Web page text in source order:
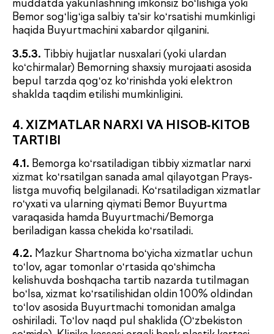
6. TOMONLARNING JAVOBGARLIGI
1. natijalar tasdiqlash yoki qayta tekshiruvdan
o‘tkazishni talab qilganda;
2. fors-major holatlar (elektr energiyasi uzilishi,
uskunaning ishdan chiqishi va boshqalar) yuzaga
kelganda.
Bunday hollarda Klinika albatta Bemorni kechikish
sababi (yoki tahlilni bajarish imkonsizligi) hamda
natijalar berilishining taxminiy yangi muddatlari
6.1.1.Bemorga ko‘rsatiladigan tibbiy xizmatlarning
sifati, hajmi va muddatlari uchun, bundan tashqari
muddatlarga Klinika bog‘liq bo‘lmagan sabablarga
ko‘ra rioya etilmagan holatlar mustasno.
6.1.2.Tibbiy-diagnostik jarayon davomida yuzaga
kelishi mumkin bo‘lgan nojo‘ya holatlar yoki
xabardor qilish uchun.
6.2. Buyurtmachi (Bemor) javobgar:
6.2.1.Mazkur Shartnoma hamda unga
ilova/qo‘shimchalarga muvofiq ko‘rsatilgan tibbiy
xizmatlar uchun to‘lovni o‘z vaqtida amalga oshirish
uchun.